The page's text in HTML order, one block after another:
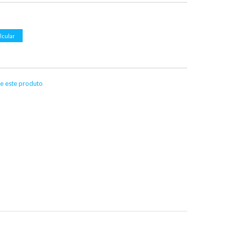
este produto